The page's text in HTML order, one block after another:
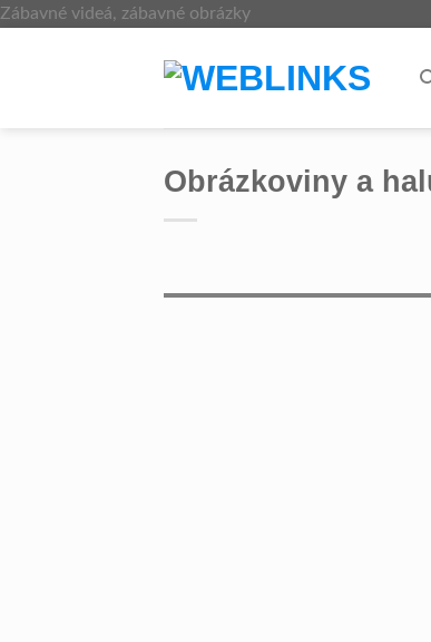
Zábavné videá, zábavné obrázkySkip
content
Obrázkoviny a